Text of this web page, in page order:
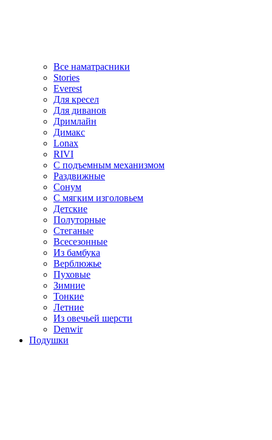
Все наматрасники
Stories
Everest
Для кресел
Для диванов
Дримлайн
Димакс
Lonax
RIVI
С подъемным механизмом
Раздвижные
Сонум
С мягким изголовьем
Детские
Полуторные
Стеганые
Всесезонные
Из бамбука
Верблюжье
Пуховые
Зимние
Тонкие
Летние
Из овечьей шерсти
Denwir
Подушки